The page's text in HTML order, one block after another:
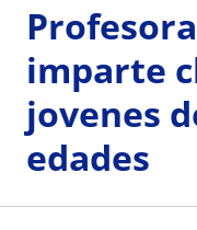
imparte
jovenes
edades